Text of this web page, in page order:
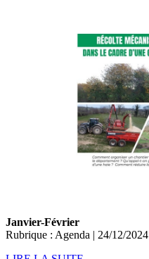
Janvier-Février
Rubrique : Agenda | 24/12/2024